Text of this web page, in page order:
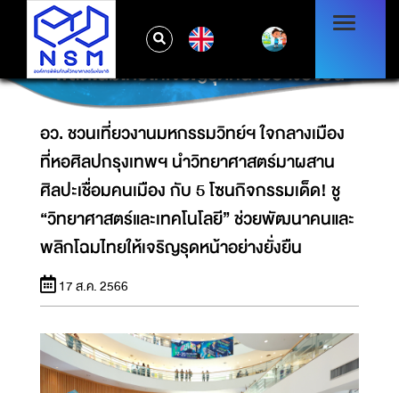
หอศิลปกรุงเทพฯ นำวิทยาศาสตร์มาผสานศิลปะ
เชื่อมคนเมือง กับ 5 โซนกิจกรรมเด็ด! ชู
“วิทยาศาสตร์และเทคโนโลยี” ช่วยพัฒนาคนและ
พลิกโฉมไทยให้เจริญรุดหน้าอย่างยั่งยืน
อว. ชวนเที่ยวงานมหกรรมวิทย์ฯ ใจกลางเมือง
ที่หอศิลปกรุงเทพฯ นำวิทยาศาสตร์มาผสาน
ศิลปะเชื่อมคนเมือง กับ 5 โซนกิจกรรมเด็ด! ชู
“วิทยาศาสตร์และเทคโนโลยี” ช่วยพัฒนาคนและ
พลิกโฉมไทยให้เจริญรุดหน้าอย่างยั่งยืน
17 ส.ค. 2566